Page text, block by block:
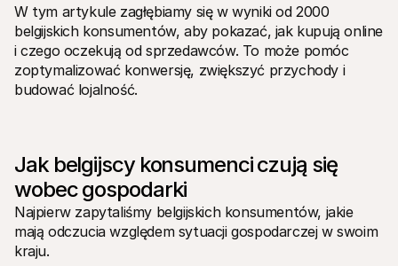
Dołącz do nas - zatrudniamy!
Kontakt
Dla kupujących
Dowiedz się, dlaczego Mollie jest na Twoim wyciągu
bankowym
Dla klientów Mollie
Skontaktuj się z naszym zespołem wsparcia klienta
W tym artykule zagłębiamy się w wyniki od 2000
belgijskich konsumentów, aby pokazać, jak kupują online
i czego oczekują od sprzedawców. To może pomóc
zoptymalizować konwersję, zwiększyć przychody i
budować lojalność.
Jak belgijscy konsumenci czują się
wobec gospodarki
Najpierw zapytaliśmy belgijskich konsumentów, jakie
mają odczucia względem sytuacji gospodarczej w swoim
kraju.